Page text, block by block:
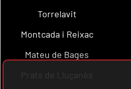
Torrelavit
Montcada i Reixac
Mateu de Bages
Prats de Lluçanès